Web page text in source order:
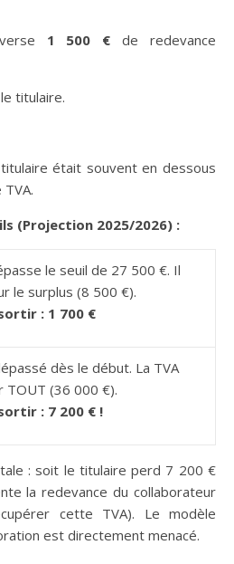
1 500 € de redevance
titulaire.
était souvent en dessous
(Projection 2025/2026) :
le seuil de 27 500 €. Il
le surplus (8 500 €).
: 1 700 €
dès le début. La TVA
TOUT (36 000 €).
: 7 200 € !
: soit le titulaire perd 7 200 €
la redevance du collaborateur
cette TVA). Le modèle
est directement menacé.